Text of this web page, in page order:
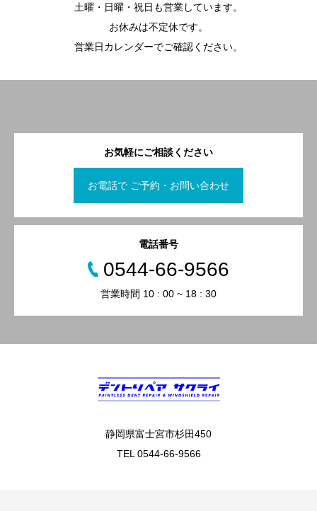
土曜・日曜・祝日も営業しています。
お休みは不定休です。
営業日カレンダーでご確認ください。
お気軽にご相談ください
お電話で ご予約・お問い合わせ
電話番号
0544-66-9566
営業時間 10 : 00 ~ 18 : 30
静岡県富士宮市杉田450
TEL 0544-66-9566